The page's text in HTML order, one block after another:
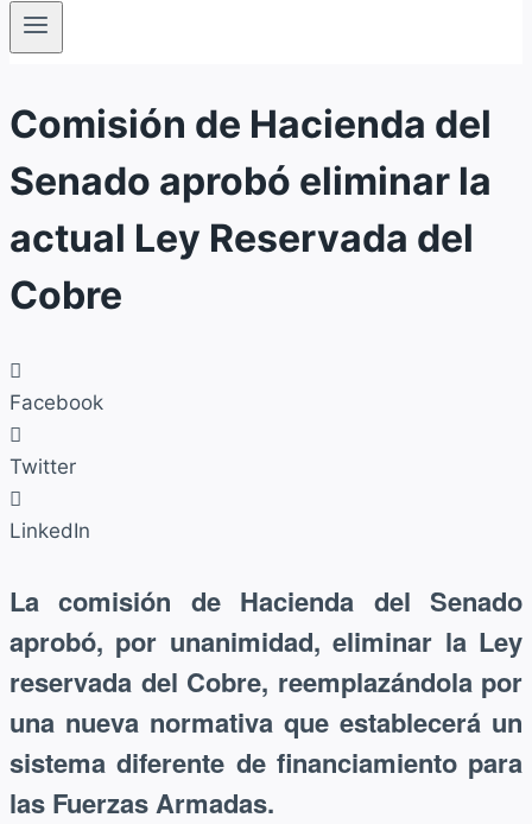
Comisión de Hacienda del
Senado aprobó eliminar la
actual Ley Reservada del
Cobre
Facebook
Twitter
LinkedIn
La comisión de Hacienda del Senado
aprobó, por unanimidad, eliminar la Ley
reservada del Cobre, reemplazándola por
una nueva normativa que establecerá un
sistema diferente de financiamiento para
las Fuerzas Armadas.